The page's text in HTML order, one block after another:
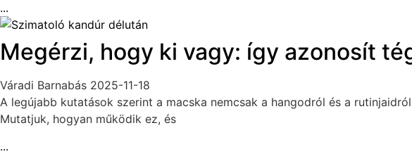
...
Megérzi, hogy ki vagy: így azonosít
Váradi Barnabás 2025-11-18
A legújabb kutatások szerint a macska nemcsak a hangodról és a
Mutatjuk, hogyan működik ez, és
...